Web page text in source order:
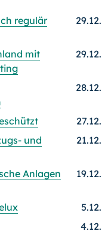
regulär
29.12.
mit
29.12.
28.12.
27.12.
und
21.12.
Anlagen
19.12.
5.12.
4.12.